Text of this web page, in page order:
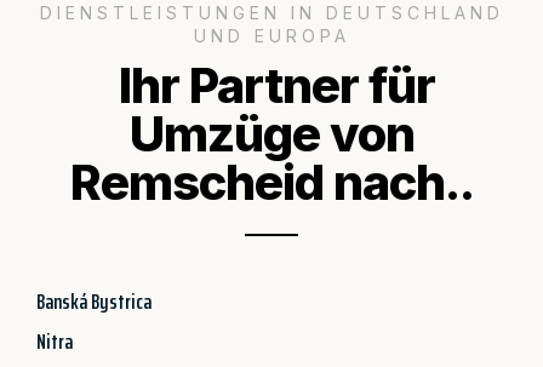
DIENSTLEISTUNGEN IN DEUTSCHLAND
UND EUROPA
Ihr Partner für
Umzüge von
Remscheid nach..
Banská Bystrica
Nitra